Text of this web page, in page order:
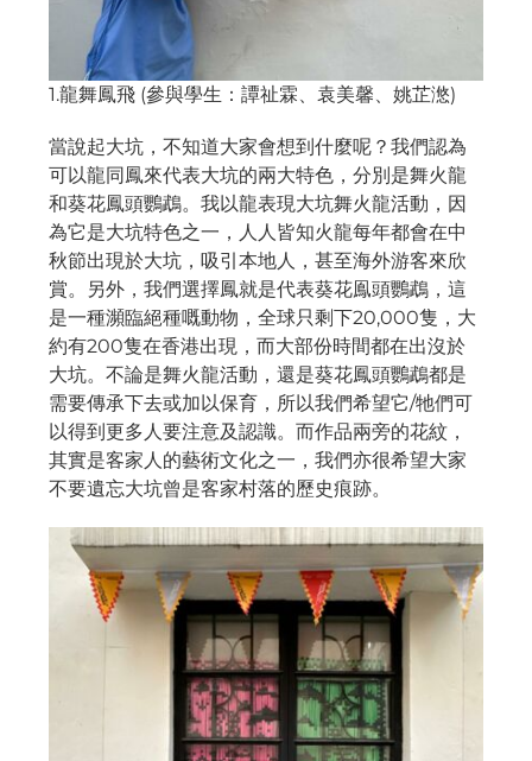
1.龍舞鳳飛 (參與學生：譚祉霖、袁美馨、姚芷滺)
當說起大坑，不知道大家會想到什麼呢？我們認為
可以龍同鳳來代表大坑的兩大特色，分別是舞火龍
和葵花鳳頭鸚鵡。我以龍表現大坑舞火龍活動，因
為它是大坑特色之一，人人皆知火龍每年都會在中
秋節出現於大坑，吸引本地人，甚至海外游客來欣
賞。另外，我們選擇鳳就是代表葵花鳯頭鸚鵡，這
是一種瀕臨絕種嘅動物，全球只剩下20,000隻，大
約有200隻在香港出現，而大部份時間都在出沒於
大坑。不論是舞火龍活動，還是葵花鳳頭鸚鵡都是
需要傳承下去或加以保育，所以我們希望它/牠們可
以得到更多人要注意及認識。而作品兩旁的花紋，
其實是客家人的藝術文化之一，我們亦很希望大家
不要遺忘大坑曾是客家村落的歷史痕跡。